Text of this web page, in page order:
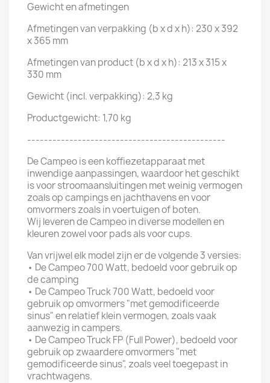
Gewicht en afmetingen
Afmetingen van verpakking (b x d x h): 230 x 392
x 365 mm
Afmetingen van product (b x d x h): 213 x 315 x
330 mm
Gewicht (incl. verpakking): 2,3 kg
Productgewicht: 1,70 kg
-----------------------------------------------
De Campeo is een koffiezetapparaat met
inwendige aanpassingen, waardoor het geschikt
is voor stroomaansluitingen met weinig vermogen
zoals op campings en jachthavens en voor
omvormers zoals in voertuigen of boten.
Wij leveren de Campeo in diverse modellen en
kleuren zowel voor pads als voor cups.
Van vrijwel elk model zijn er de volgende 3 versies:
• De Campeo 700 Watt, bedoeld voor gebruik op
de camping
• De Campeo Truck 700 Watt, bedoeld voor
gebruik op omvormers "met gemodificeerde
sinus" en relatief klein vermogen, zoals vaak
aanwezig in campers.
• De Campeo Truck FP (Full Power), bedoeld voor
gebruik op zwaardere omvormers "met
gemodificeerde sinus", zoals veel toegepast in
vrachtwagens.